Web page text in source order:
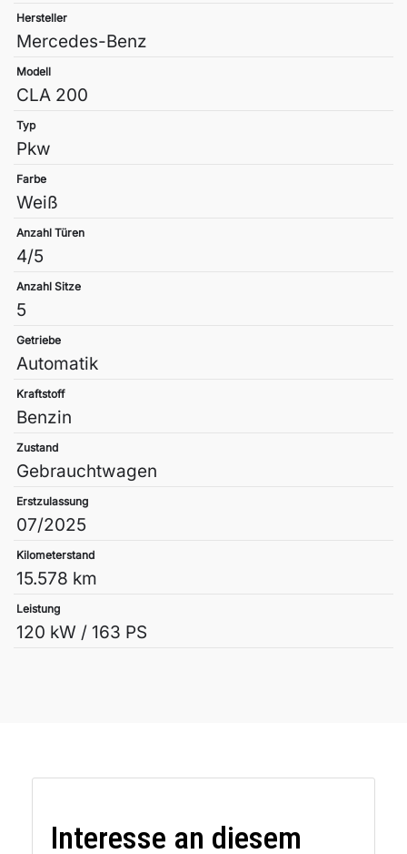
Hersteller
Mercedes-Benz
Modell
CLA 200
Typ
Pkw
Farbe
Weiß
Anzahl Türen
4/5
Anzahl Sitze
5
Getriebe
Automatik
Kraftstoff
Benzin
Zustand
Gebrauchtwagen
Erstzulassung
07/2025
Kilometerstand
15.578 km
Leistung
120 kW / 163 PS
Interesse an diesem